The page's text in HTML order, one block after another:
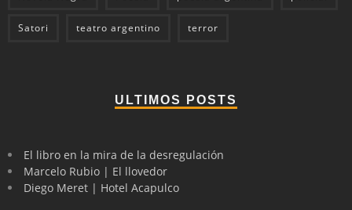
Satori teatro argentino terror
ULTIMOS POSTS
El libro en la mira de la desregulación
Marcelo Rubio | El llovedor
Diego Meret | Hotel Acapulco